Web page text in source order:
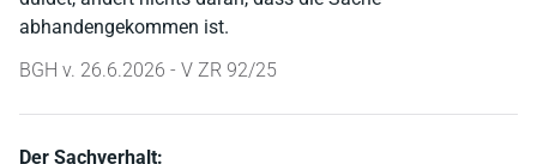
abhandengekommen ist.
BGH v. 26.6.2026 - V ZR 92/25
Der Sachverhalt: